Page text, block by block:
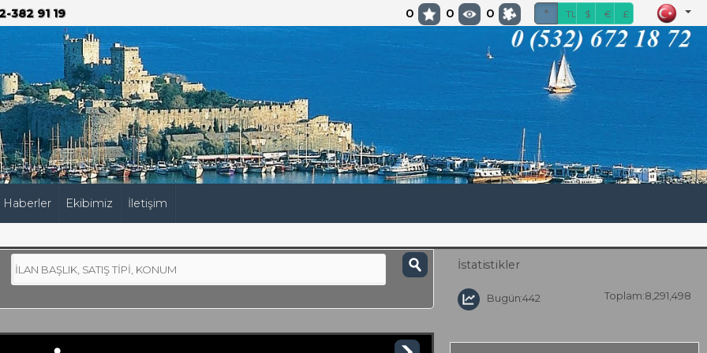
382 91 19 0 0 0 * TL $ € £
Haberler Ekibimiz İletişim
İstatistikler
Bugün:442 Toplam:8,291,498